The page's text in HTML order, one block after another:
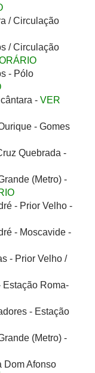
/ Circulação
/ Circulação
- Pólo
- VER
- Gomes
Quebrada -
(Metro) -
- Prior Velho -
- Moscavide -
- Prior Velho /
Estação Roma-
- Estação
(Metro) -
Dom Afonso